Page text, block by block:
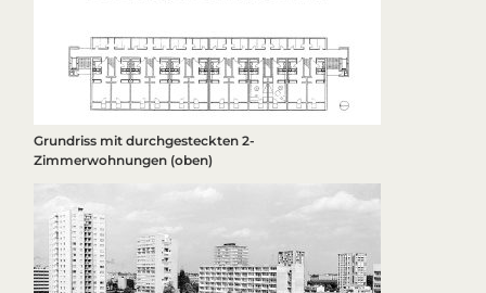
Grundriss mit durchgesteckten 2-
Zimmerwohnungen (oben)